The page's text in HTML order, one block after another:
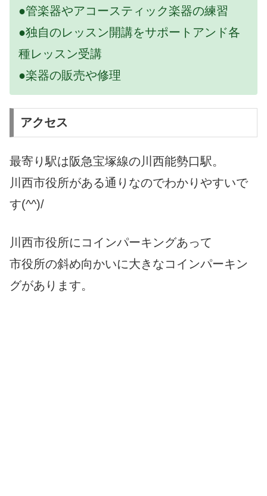
●管楽器やアコースティック楽器の練習
●独自のレッスン開講をサポートアンド各
種レッスン受講
●楽器の販売や修理
アクセス
最寄り駅は阪急宝塚線の川西能勢口駅。
川西市役所がある通りなのでわかりやすいで
す(^^)/
川西市役所にコインパーキングあって
市役所の斜め向かいに大きなコインパーキン
グがあります。